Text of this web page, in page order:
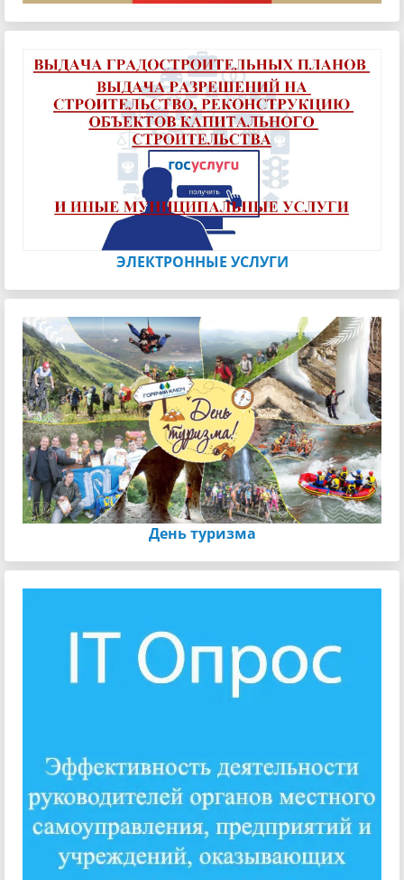
ЭЛЕКТРОННЫЕ УСЛУГИ
День туризма